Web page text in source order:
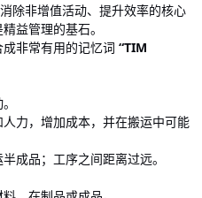
除非增值活动、提升效率的核心
益管理的基石。
非常有用的记忆词 “TIM
力，增加成本，并在搬运中可能
成品；工序之间距离过远。